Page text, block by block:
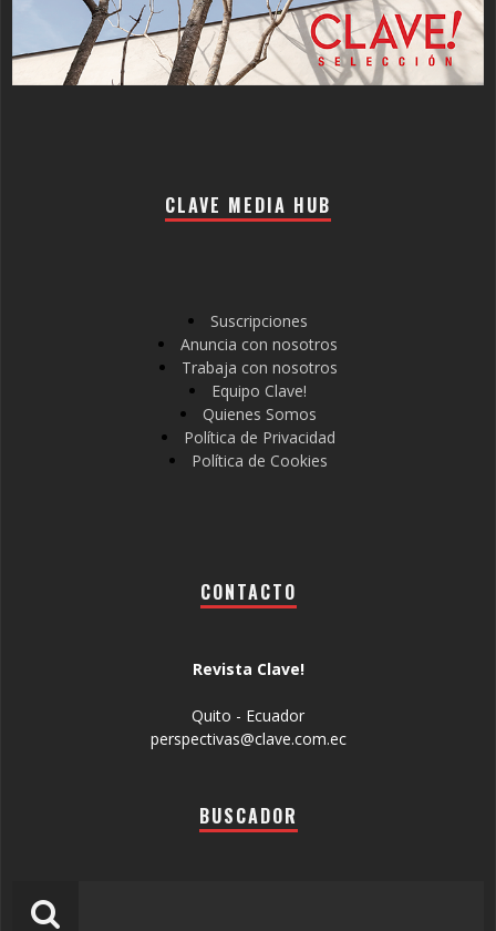
CLAVE MEDIA HUB
Suscripciones
Anuncia con nosotros
Trabaja con nosotros
Equipo Clave!
Quienes Somos
Política de Privacidad
Política de Cookies
CONTACTO
Revista Clave!
Quito - Ecuador
perspectivas@clave.com.ec
BUSCADOR